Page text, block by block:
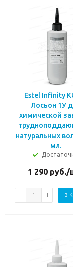
Estel Infinity
Лосьон 1У
химической
натуральных
мл.
1 290 руб./
В